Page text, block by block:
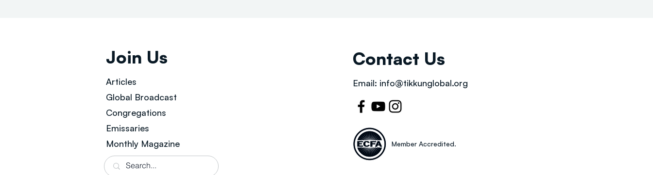
Join Us
Articles
Global Broadcast
Congregations
Emissaries
Monthly Magazine
Contact Us
Email: info@tikkunglobal.org
Member Accredited.